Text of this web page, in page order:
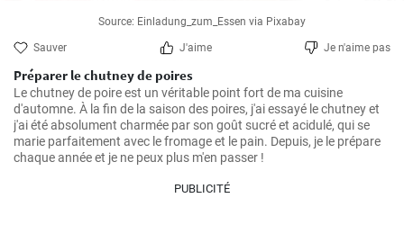
Source: Einladung_zum_Essen via Pixabay
Sauver J'aime Je n'aime pas
Préparer le chutney de poires
Le chutney de poire est un véritable point fort de ma cuisine
d'automne. À la fin de la saison des poires, j'ai essayé le chutney et
j'ai été absolument charmée par son goût sucré et acidulé, qui se
marie parfaitement avec le fromage et le pain. Depuis, je le prépare
chaque année et je ne peux plus m'en passer !
PUBLICITÉ